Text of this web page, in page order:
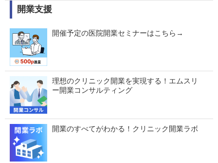
開業支援
開催予定の医院開業セミナーはこちら→
理想のクリニック開業を実現する！エムスリ
ー開業コンサルティング
開業のすべてがわかる！クリニック開業ラボ